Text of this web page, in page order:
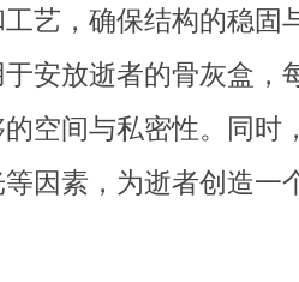
艺，确保结构的稳固
安放逝者的骨灰盒，
空间与私密性。同时
因素，为逝者创造一